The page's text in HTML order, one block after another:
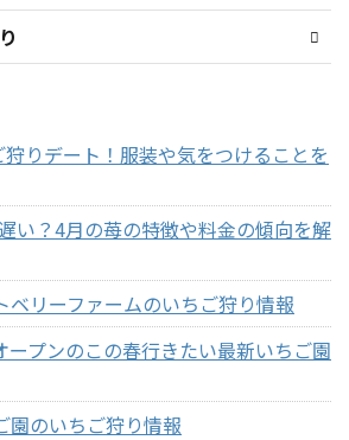
りデート！服装や気をつけることを
い？4月の苺の特徴や料金の傾向を解
ベリーファームのいちご狩り情報
ープンのこの春行きたい最新いちご園
園のいちご狩り情報